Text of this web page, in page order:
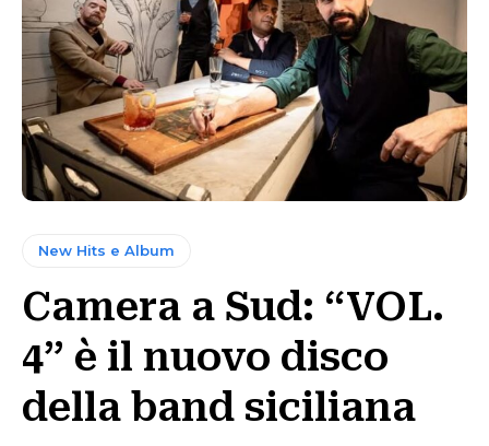
New Hits e Album
Camera a Sud: “VOL.
4” è il nuovo disco
della band siciliana